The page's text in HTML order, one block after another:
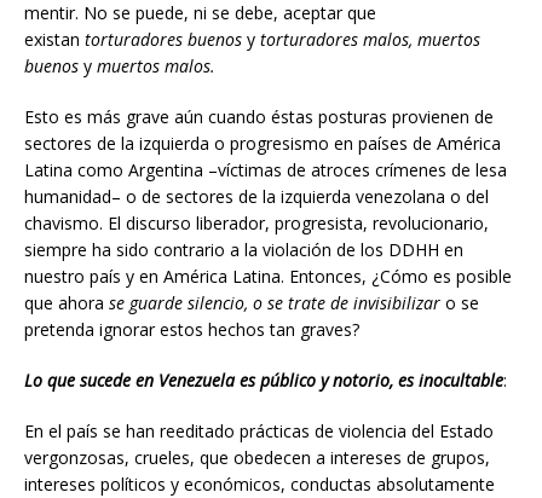
mentir. No se puede, ni se debe, aceptar que
existan torturadores buenos y torturadores malos, muertos
buenos y muertos malos.
Esto es más grave aún cuando éstas posturas provienen de
sectores de la izquierda o progresismo en países de América
Latina como Argentina –víctimas de atroces crímenes de lesa
humanidad– o de sectores de la izquierda venezolana o del
chavismo. El discurso liberador, progresista, revolucionario,
siempre ha sido contrario a la violación de los DDHH en
nuestro país y en América Latina. Entonces, ¿Cómo es posible
que ahora se guarde silencio, o se trate de invisibilizar o se
pretenda ignorar estos hechos tan graves?
Lo que sucede en Venezuela es público y notorio, es inocultable:
En el país se han reeditado prácticas de violencia del Estado
vergonzosas, crueles, que obedecen a intereses de grupos,
intereses políticos y económicos, conductas absolutamente